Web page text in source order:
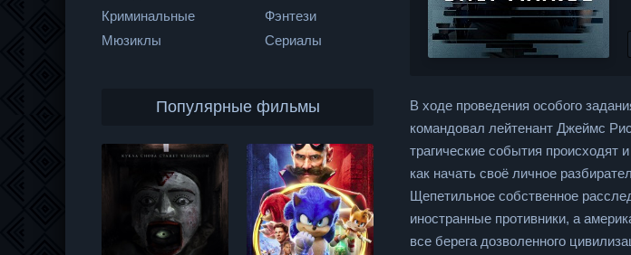
В ходе проведения особого
командовал лейтенант Джеймс
трагические события происходят
как начать своё личное
Щепетильное собственное
иностранные противники, а
все берега дозволенного
Криминальные
Мюзиклы
Фэнтези
Сериалы
Популярные фильмы